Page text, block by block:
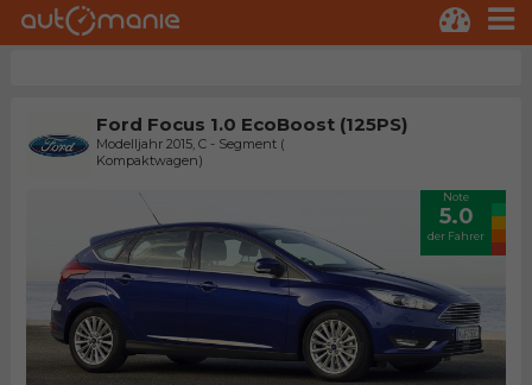
Ford Focus 1.0 EcoBoost (125PS)
Modelljahr 2015, C - Segment (
Kompaktwagen)
Note
5.0
der Fahrer